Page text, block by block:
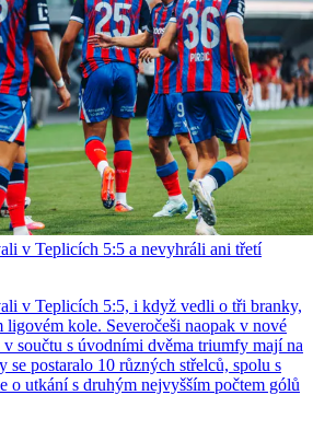
v Teplicích 5:5 a nevyhráli ani třetí
v Teplicích 5:5, i když vedli o tři branky,
kole. Severočeši naopak v nové
v součtu s úvodními dvěma triumfy mají na
se postaralo 10 různých střelců, spolu s
o utkání s druhým nejvyšším počtem gólů